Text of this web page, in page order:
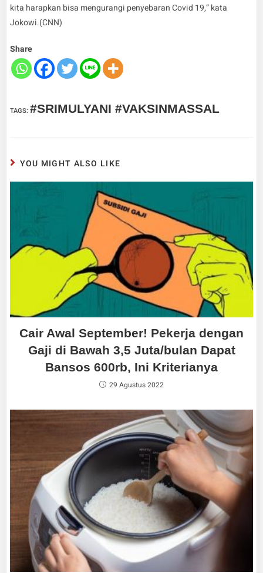
kita harapkan bisa mengurangi penyebaran Covid 19,” kata
Jokowi.(CNN)
Share
TAGS:#SRIMULYANI #VAKSINMASSAL
YOU MIGHT ALSO LIKE
Cair Awal September! Pekerja dengan
Gaji di Bawah 3,5 Juta/bulan Dapat
Bansos 600rb, Ini Kriterianya
29 Agustus 2022